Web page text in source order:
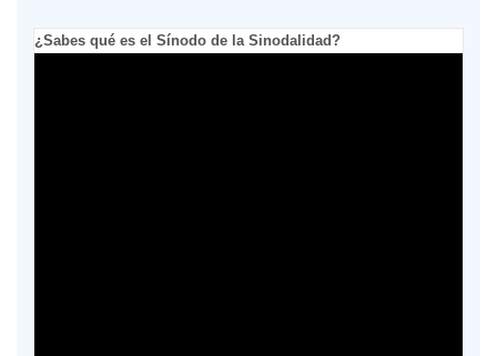
¿Sabes qué es el Sínodo de la Sinodalidad?